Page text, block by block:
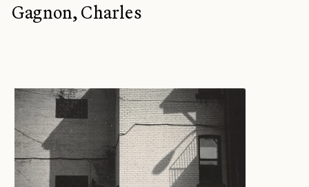
Gagnon, Charles